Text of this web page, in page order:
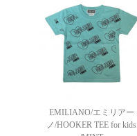
EMILIANO/エミリアー
ノ/HOOKER TEE for kids